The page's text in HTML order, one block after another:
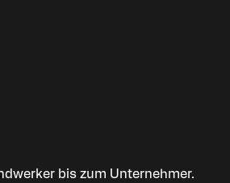
bis zum Unternehmer.